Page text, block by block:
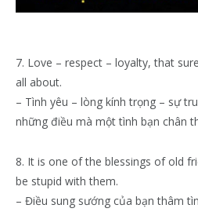
7. Love – respect – loyalty, that
all about.
– Tình yêu – lòng kính trọng – sự
những điều mà một tình bạn chân
8. It is one of the blessings of old
be stupid with them.
– Điều sung sướng của bạn thâm